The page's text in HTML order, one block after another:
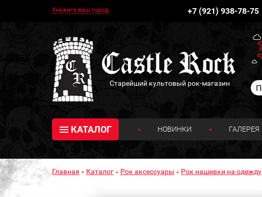
Укажите ваш город +7 (921) 938-78-75
Старейший культовый рок-магазин
КАТАЛОГ НОВИНКИ ГАЛЕРЕЯ
Главная Каталог Рок аксессуары Рок нашивки на одежду